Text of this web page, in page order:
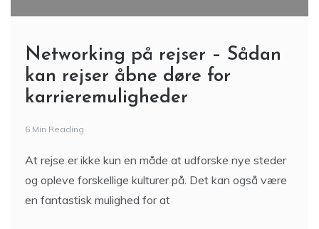
Networking på rejser – Sådan
kan rejser åbne døre for
karrieremuligheder
6 Min Reading
At rejse er ikke kun en måde at udforske nye steder
og opleve forskellige kulturer på. Det kan også være
en fantastisk mulighed for at